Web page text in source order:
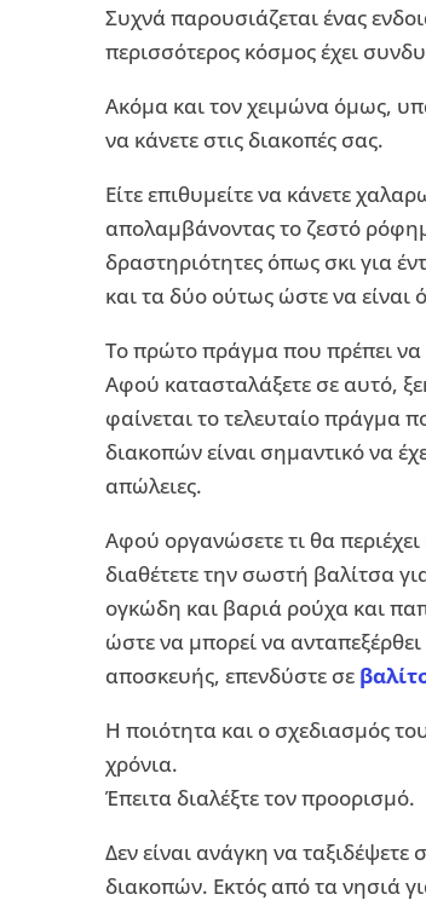
Συχνά παρουσιάζεται ένας
περισσότερος κόσμος έχει
Ακόμα και τον χειμώνα όμως,
να κάνετε στις διακοπές σας.
Είτε επιθυμείτε να κάνετε
απολαμβάνοντας το ζεστό
δραστηριότητες όπως σκι για
και τα δύο ούτως ώστε να είναι
Το πρώτο πράγμα που πρέπει να
Αφού κατασταλάξετε σε αυτό,
φαίνεται το τελευταίο πράγμα
διακοπών είναι σημαντικό να
απώλειες.
Αφού οργανώσετε τι θα
διαθέτετε την σωστή βαλίτσα
ογκώδη και βαριά ρούχα και
ώστε να μπορεί να
αποσκευής, επενδύστε σε
Η ποιότητα και ο σχεδιασμός
χρόνια.
Έπειτα διαλέξτε τον προορισμό.
Δεν είναι ανάγκη να ταξιδέψετε
διακοπών. Εκτός από τα νησιά